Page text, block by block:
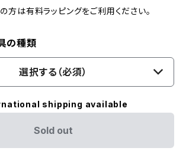
方は有料ラッピングをご利用ください。
の種類
選択する（必須）
shipping available
Sold out